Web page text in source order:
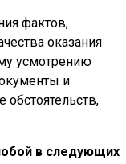
фактов,
оказания
усмотрению
и
в следующих